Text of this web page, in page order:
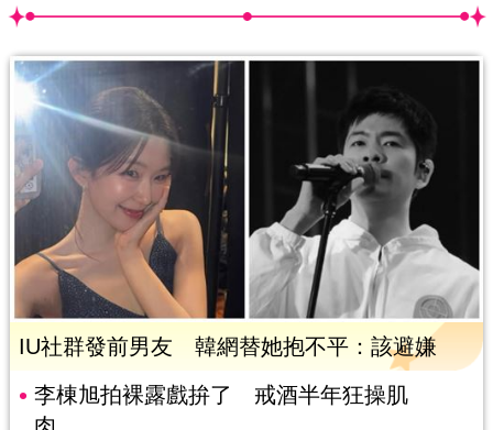
IU社群發前男友 韓網替她抱不平：該避嫌
李棟旭拍裸露戲拚了 戒酒半年狂操肌